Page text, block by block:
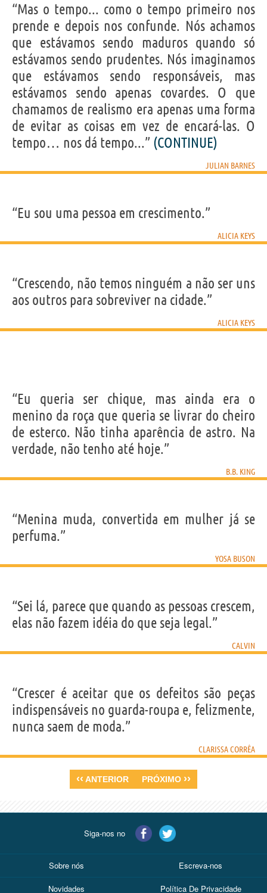
“Mas o tempo... como o tempo primeiro nos
prende e depois nos confunde. Nós achamos
que estávamos sendo maduros quando só
estávamos sendo prudentes. Nós imaginamos
que estávamos sendo responsáveis, mas
estávamos sendo apenas covardes. O que
chamamos de realismo era apenas uma forma
de evitar as coisas em vez de encará-las. O
tempo… nos dá tempo...” (CONTINUE)
JULIAN BARNES
“Eu sou uma pessoa em crescimento.”
ALICIA KEYS
“Crescendo, não temos ninguém a não ser uns
aos outros para sobreviver na cidade.”
ALICIA KEYS
“Eu queria ser chique, mas ainda era o
menino da roça que queria se livrar do cheiro
de esterco. Não tinha aparência de astro. Na
verdade, não tenho até hoje.”
B.B. KING
“Menina muda, convertida em mulher já se
perfuma.”
YOSA BUSON
“Sei lá, parece que quando as pessoas crescem,
elas não fazem idéia do que seja legal.”
CALVIN
“Crescer é aceitar que os defeitos são peças
indispensáveis no guarda-roupa e, felizmente,
nunca saem de moda.”
CLARISSA CORRÊA
‹‹ ANTERIOR PRÓXIMO ››
Siga-nos no
Sobre nós Escreva-nos
Novidades Política De Privacidade